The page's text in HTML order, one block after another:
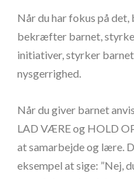
Når du har fokus på
bekræfter barnet,
initiativer, styrker
nysgerrighed.
Når du giver barnet
LAD VÆRE og HOLD
at samarbejde og lære.
eksempel at sige: ”Nej,